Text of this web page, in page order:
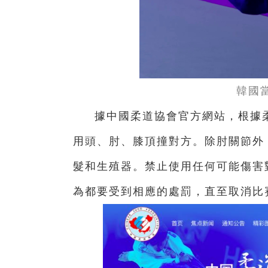
韓國
據中國柔道協會官方網站，根據
用頭、肘、膝頂撞對方。除肘關節
髮和生殖器。禁止使用任何可能傷
為都要受到相應的處罰，直至取消比